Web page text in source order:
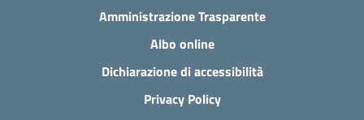
Amministrazione Trasparente
Albo online
Dichiarazione di accessibilità
Privacy Policy